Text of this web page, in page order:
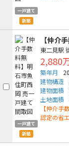
一戸建て
新築
一戸建て
新築
【仲介
東二見駅
2,880
築年月
建物構造
建物面積
土地面積
【仲介
認定の省